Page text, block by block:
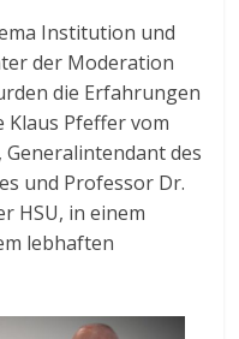
Institution und
der Moderation
die Erfahrungen
Pfeffer vom
Generalintendant des
und Professor Dr.
HSU, in einem
lebhaften